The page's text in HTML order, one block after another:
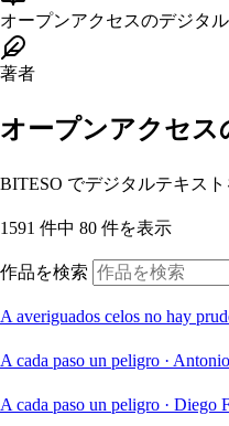
オープンアクセスのデジタ
著者
オープンアクセス
BITESO でデジタルテキス
1591 件中 80 件を表示
作品を検索
A averiguados celos no hay
A cada paso un peligro ·
A cada paso un peligro · Diego